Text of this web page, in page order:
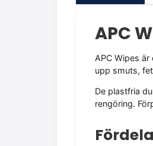
APC
APC Wipes
upp smuts,
De plastfria
rengöring.